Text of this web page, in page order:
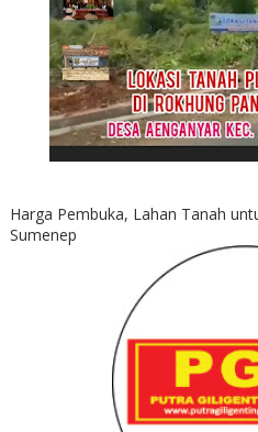
Harga Pembuka, Lahan Tanah
Sumenep